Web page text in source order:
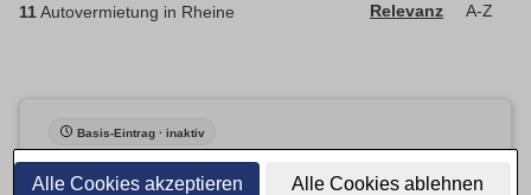
Alle Cookies akzeptieren Alle Cookies ablehnen
11Autovermietung in Rheine Relevanz A-Z
Basis-Eintrag · inaktiv